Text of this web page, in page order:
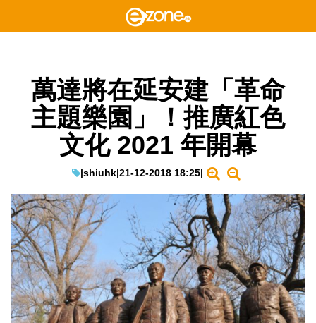
萬達將在延安建「革命
主題樂園」！推廣紅色
文化 2021 年開幕
|shiuhk|21-12-2018 18:25|